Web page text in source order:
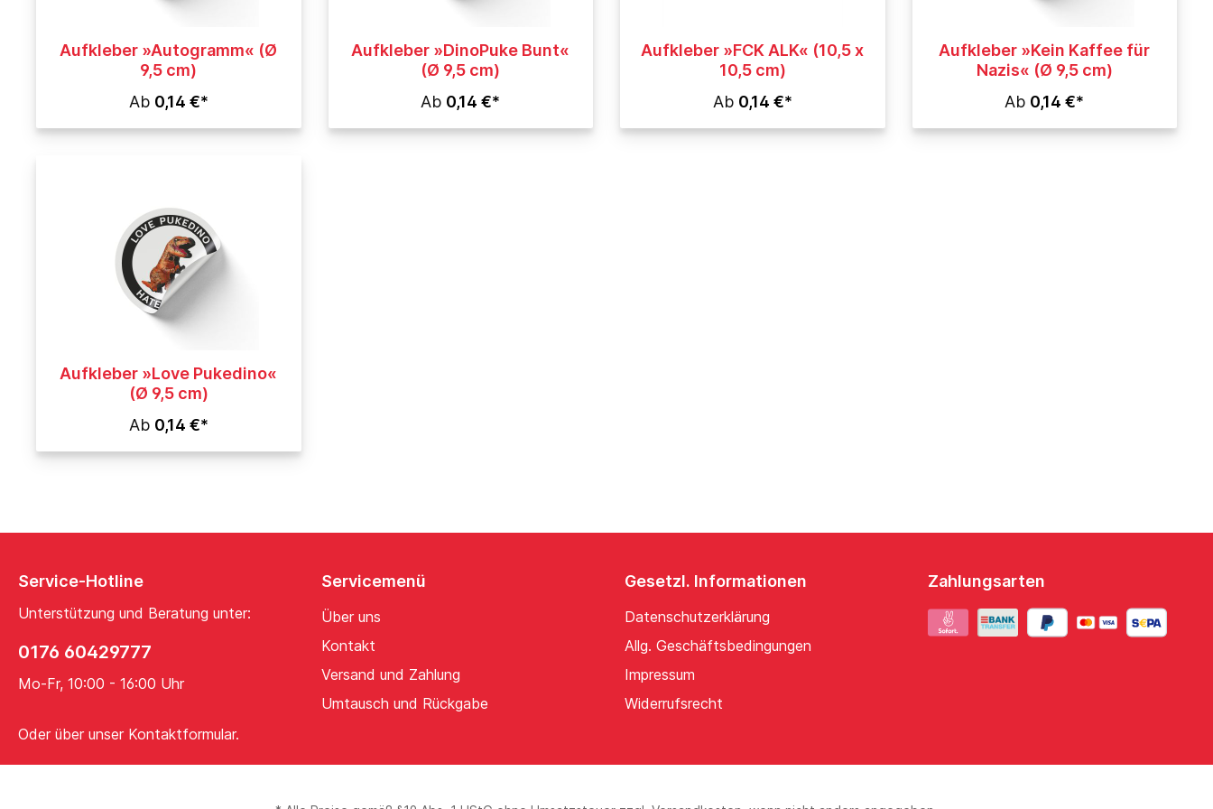
Aufkleber »Autogramm« (Ø
9,5 cm)
Ab 0,14 €*
Aufkleber »DinoPuke Bunt«
(Ø 9,5 cm)
Ab 0,14 €*
Aufkleber »FCK ALK« (10,5 x
10,5 cm)
Ab 0,14 €*
Aufkleber »Kein Kaffee für
Nazis« (Ø 9,5 cm)
Ab 0,14 €*
Aufkleber »Love Pukedino«
(Ø 9,5 cm)
Ab 0,14 €*
Service-Hotline
Unterstützung und Beratung unter:
0176 60429777
Mo-Fr, 10:00 - 16:00 Uhr
Oder über unser Kontaktformular.
Servicemenü
Über uns
Kontakt
Versand und Zahlung
Umtausch und Rückgabe
Gesetzl. Informationen
Datenschutzerklärung
Allg. Geschäftsbedingungen
Impressum
Widerrufsrecht
Zahlungsarten